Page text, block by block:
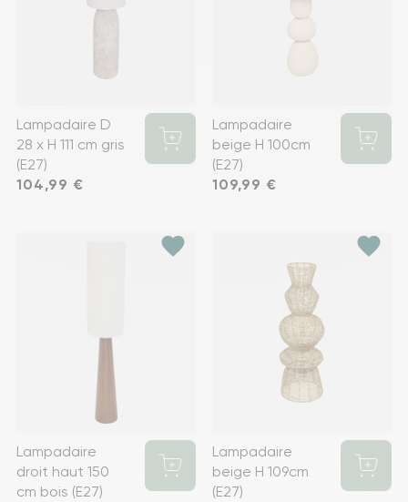
Lampadaire D
28 x H 111 cm gris
(E27)
Prix
104,99 €
Lampadaire
beige H 100cm
(E27)
Prix
109,99 €
favorite
Lampadaire
droit haut 150
cm bois (E27)
favorite
Lampadaire
beige H 109cm
(E27)